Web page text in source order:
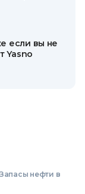
если вы не
Yasno
Запасы нефти в